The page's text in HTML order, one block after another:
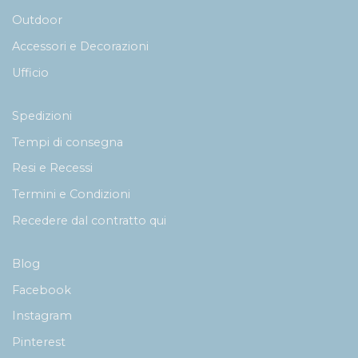
Outdoor
Accessori e Decorazioni
Ufficio
Spedizioni
Tempi di consegna
Resi e Recessi
Termini e Condizioni
Recedere dal contratto qui
Blog
Facebook
Instagram
Pinterest